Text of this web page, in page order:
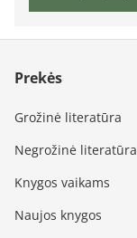
Prekės
Grožinė literatūra
Negrožinė literatūra
Knygos vaikams
Naujos knygos